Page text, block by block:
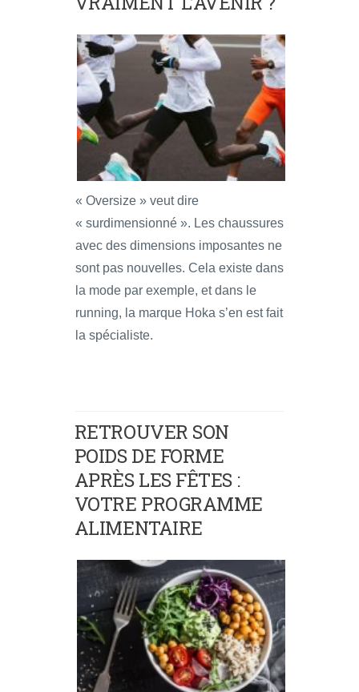
« Oversize » veut dire
« surdimensionné ». Les chaussures
avec des dimensions imposantes ne
sont pas nouvelles. Cela existe dans
la mode par exemple, et dans le
running, la marque Hoka s’en est fait
la spécialiste.
RETROUVER SON
POIDS DE FORME
APRÈS LES FÊTES :
VOTRE PROGRAMME
ALIMENTAIRE